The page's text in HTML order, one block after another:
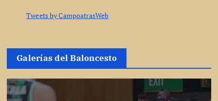
Tweets by CampoatrasWeb
Galerías del Baloncesto